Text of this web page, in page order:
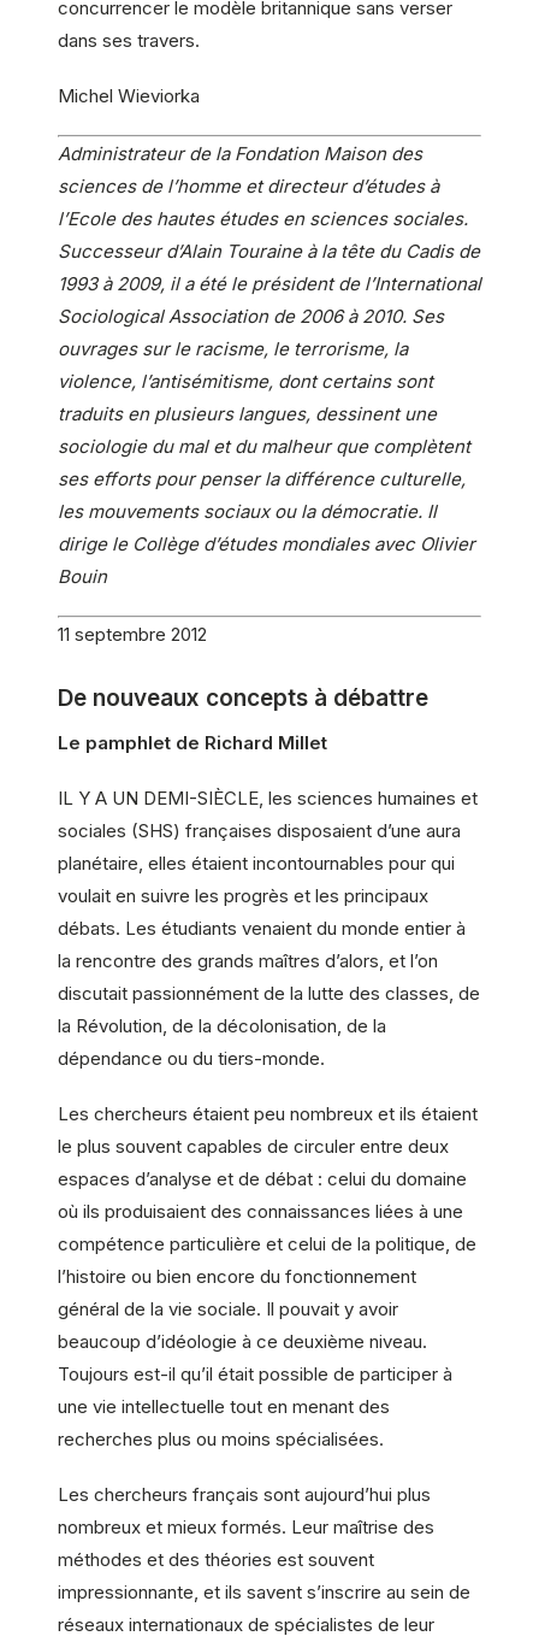
concurrencer le modèle britannique sans verser
dans ses travers.
Michel Wieviorka
Administrateur de la Fondation Maison des
sciences de l’homme et directeur d’études à
l’Ecole des hautes études en sciences sociales.
Successeur d’Alain Touraine à la tête du Cadis de
1993 à 2009, il a été le président de l’International
Sociological Association de 2006 à 2010. Ses
ouvrages sur le racisme, le terrorisme, la
violence, l’antisémitisme, dont certains sont
traduits en plusieurs langues, dessinent une
sociologie du mal et du malheur que complètent
ses efforts pour penser la différence culturelle,
les mouvements sociaux ou la démocratie. Il
dirige le Collège d’études mondiales avec Olivier
Bouin
11 septembre 2012
De nouveaux concepts à débattre
Le pamphlet de Richard Millet
IL Y A UN DEMI-SIÈCLE, les sciences humaines et
sociales (SHS) françaises disposaient d’une aura
planétaire, elles étaient incontournables pour qui
voulait en suivre les progrès et les principaux
débats. Les étudiants venaient du monde entier à
la rencontre des grands maîtres d’alors, et l’on
discutait passionnément de la lutte des classes, de
la Révolution, de la décolonisation, de la
dépendance ou du tiers-monde.
Les chercheurs étaient peu nombreux et ils étaient
le plus souvent capables de circuler entre deux
espaces d’analyse et de débat : celui du domaine
où ils produisaient des connaissances liées à une
compétence particulière et celui de la politique, de
l’histoire ou bien encore du fonctionnement
général de la vie sociale. Il pouvait y avoir
beaucoup d’idéologie à ce deuxième niveau.
Toujours est-il qu’il était possible de participer à
une vie intellectuelle tout en menant des
recherches plus ou moins spécialisées.
Les chercheurs français sont aujourd’hui plus
nombreux et mieux formés. Leur maîtrise des
méthodes et des théories est souvent
impressionnante, et ils savent s’inscrire au sein de
réseaux internationaux de spécialistes de leur